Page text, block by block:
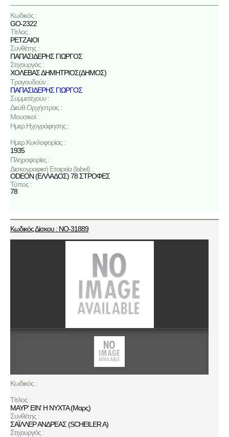
Κωδικός :
GO-2322
Τίτλος :
ΡΕΤΖΑΙΟΙ
Συνθέτης :
ΠΑΠΑΣΙΔΕΡΗΣ ΓΙΩΡΓΟΣ
Στιχουργός :
ΧΟΛΕΒΑΣ ΔΗΜΗΤΡΙΟΣ(ΔΗΜΟΣ)
Τραγουδούν :
ΠΑΠΑΣΙΔΕΡΗΣ ΓΙΩΡΓΟΣ
Συμμετέχουν :
Διεύθ.Ορχήστρας :
Μουσικοί :
Ημερ.Ηχογράφησης :
Ημερ.Κυκλοφορίας :
1935
Πληροφορίες :
Δισκογραφική Εταιρεία (label) :
ODEON (ΕΛΛΑΔΟΣ) 78 ΣΤΡΟΦΕΣ
Τύπος :
78
Κωδικός Δίσκου : NO-31889
Κωδικός :
Τίτλος :
ΜΑΥΡ' ΕΙΝ' Η ΝΥΧΤΑ (Μαρς)
Συνθέτης :
ΣΑΪΛΛΕΡ ΑΝΔΡΕΑΣ (SCHEILER A)
Στιχουργός :